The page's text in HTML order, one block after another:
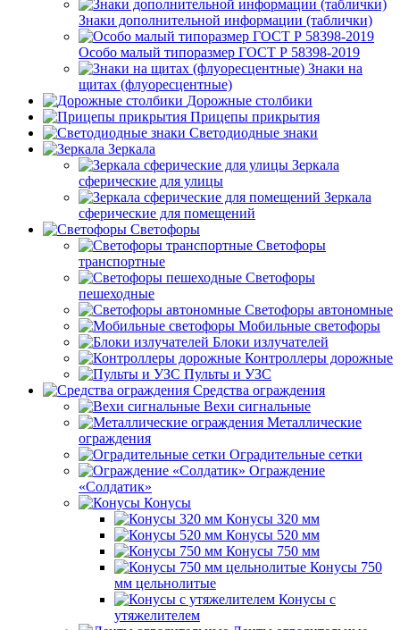
Знаки дополнительной информации (таблички)
Особо малый типоразмер ГОСТ Р 58398-2019
Знаки на
щитах (флуоресцентные)
Дорожные столбики
Прицепы прикрытия
Светодиодные знаки
Зеркала
Зеркала
сферические для улицы
Зеркала
сферические для помещений
Светофоры
Светофоры
транспортные
Светофоры
пешеходные
Светофоры автономные
Мобильные светофоры
Блоки излучателей
Контроллеры дорожные
Пульты и УЗС
Средства ограждения
Вехи сигнальные
Металлические
ограждения
Оградительные сетки
Ограждение
«Солдатик»
Конусы
Конусы 320 мм
Конусы 520 мм
Конусы 750 мм
Конусы 750
мм цельнолитые
Конусы с
утяжелителем